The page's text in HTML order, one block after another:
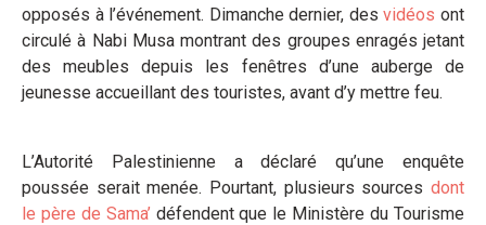
opposés à l’événement. Dimanche dernier, desvidéos ont
circulé à Nabi Musa montrant des groupes enragés jetant
des meubles depuis les fenêtres d’une auberge de
jeunesse accueillant des touristes, avant d’y mettre feu.
L’Autorité Palestinienne a déclaré qu’une enquête
poussée serait menée. Pourtant, plusieurs sources dont
le père de Sama’ défendent que le Ministère du Tourisme